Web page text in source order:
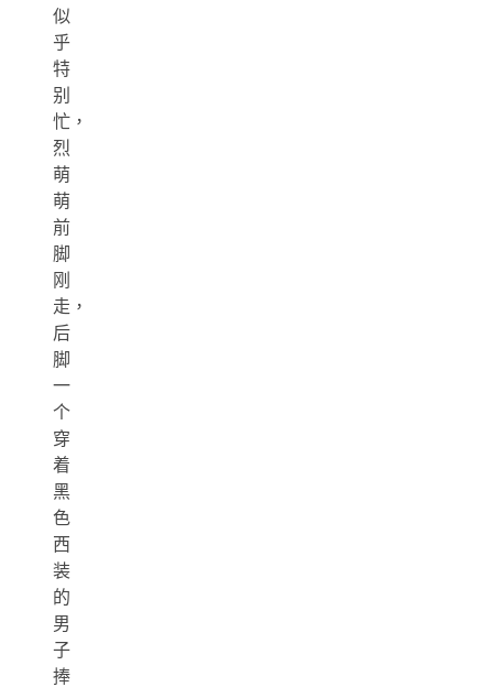
似
乎
特
别
忙，
烈
萌
萌
前
脚
刚
走，
后
脚
一
个
穿
着
黑
色
西
装
的
男
子
捧